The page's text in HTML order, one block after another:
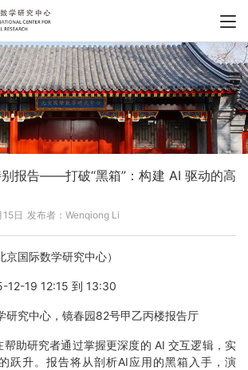
别报告——打破“黑箱”：构建 AI 驱动的高
日 发布者：Wenqiong Li
京国际数学研究中心）
12-19 12:15 到 13:30
研究中心，镜春园82号甲乙丙楼报告厅
帮助研究者通过掌握更深度的 AI 交互逻辑，实
跃升。报告将从剖析AI应用的黑箱入手，演